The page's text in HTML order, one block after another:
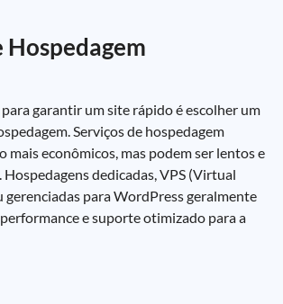
Hospedagem
garantir um site rápido é escolher um
Serviços de hospedagem
mais econômicos, mas podem ser lentos e
Hospedagens dedicadas, VPS (Virtual
gerenciadas para WordPress geralmente
e suporte otimizado para a